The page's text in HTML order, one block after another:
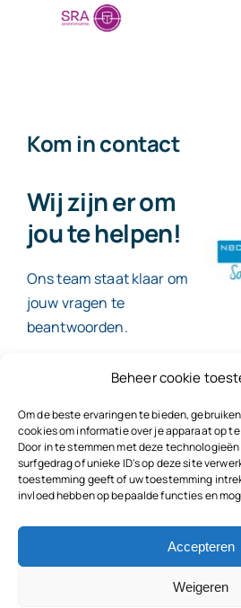
Beheer cookie
Om de beste ervaringen te bieden,
cookies om informatie over je apparaat op
Door in te stemmen met deze
surfgedrag of unieke ID's op deze site
toestemming geeft of uw toestemming
invloed hebben op bepaalde functies en
Accepteren
Weigeren
Kom in contact
Wij zijn er om
jou te helpen!
Ons team staat klaar om
jouw vragen te
beantwoorden.
Contact
© 2026NBC Eelman &
Algemene voorwaarden|